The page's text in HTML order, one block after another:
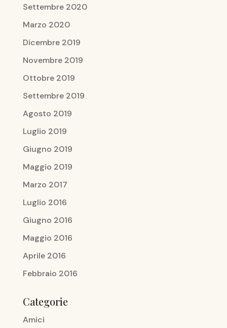
Settembre 2020
Marzo 2020
Dicembre 2019
Novembre 2019
Ottobre 2019
Settembre 2019
Agosto 2019
Luglio 2019
Giugno 2019
Maggio 2019
Marzo 2017
Luglio 2016
Giugno 2016
Maggio 2016
Aprile 2016
Febbraio 2016
Categorie
Amici